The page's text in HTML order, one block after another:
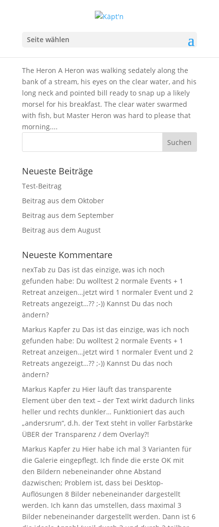
Seite wählen
Beitrag aus dem Oktober
The Heron A Heron was walking sedately along the
bank of a stream, his eyes on the clear water, and his
long neck and pointed bill ready to snap up a likely
morsel for his breakfast. The clear water swarmed
with fish, but Master Heron was hard to please that
morning....
Neueste Beiträge
Test-Beitrag
Beitrag aus dem Oktober
Beitrag aus dem September
Beitrag aus dem August
Neueste Kommentare
nexTab zu Das ist das einzige, was ich noch
gefunden habe: Du wolltest 2 normale Events + 1
Retreat anzeigen…jetzt wird 1 normaler Event und 2
Retreats angezeigt…?? ;-)) Kannst Du das noch
ändern?
Markus Kapferzu Das ist das einzige, was ich noch
gefunden habe: Du wolltest 2 normale Events + 1
Retreat anzeigen…jetzt wird 1 normaler Event und 2
Retreats angezeigt…?? ;-)) Kannst Du das noch
ändern?
Markus Kapferzu Hier läuft das transparente
Element über den text – der Text wirkt dadurch links
heller und rechts dunkler… Funktioniert das auch
„andersrum“, d.h. der Text steht in voller Farbstärke
ÜBER der Transparenz / dem Overlay?!
Markus Kapferzu Hier habe ich mal 3 Varianten für
die Galerie eingepflegt. Ich finde die erste OK mit
den Bildern nebeneinander ohne Abstand
dazwischen; Problem ist, dass bei Desktop-
Auflösungen 8 Bilder nebeneinander dargestellt
werden. Ich kann das umstellen, dass maximal 3
Bilder nebeneinander dargestellt werden. Dann ist 6